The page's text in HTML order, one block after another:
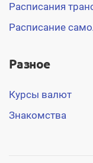
Расписания
Расписание
Разное
Курсы валют
Знакомства